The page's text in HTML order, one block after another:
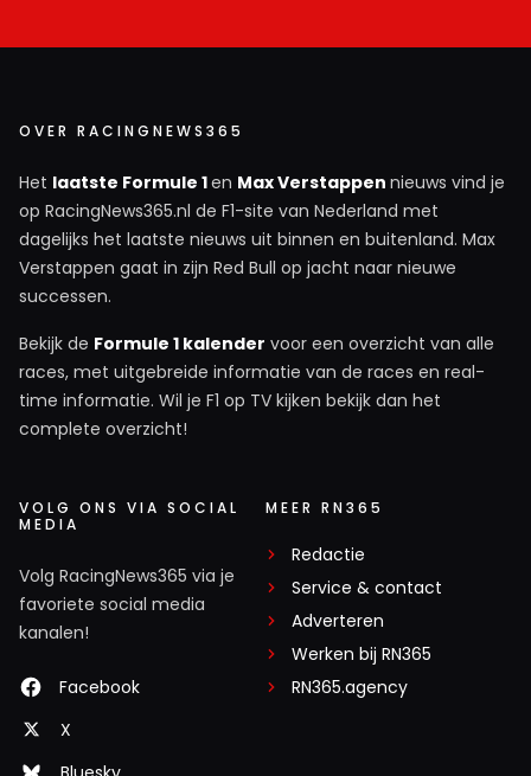
OVER RACINGNEWS365
Het laatste Formule 1en Max Verstappen nieuws vind je
op RacingNews365.nl de F1-site van Nederland met
dagelijks het laatste nieuws uit binnen en buitenland. Max
Verstappen gaat in zijn Red Bull op jacht naar nieuwe
successen.
Bekijk de Formule 1 kalender voor een overzicht van alle
races, met uitgebreide informatie van de races en real-
time informatie. Wil je F1 op TV kijken bekijk dan het
complete overzicht!
VOLG ONS VIA SOCIAL
MEDIA
Volg RacingNews365 via je
favoriete social media
kanalen!
Facebook
X
MEER RN365
Redactie
Service & contact
Adverteren
Werken bij RN365
RN365.agency